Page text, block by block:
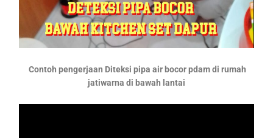
Contoh pengerjaan Diteksi pipa air bocor pdam di rumah
jatiwarna di bawah lantai